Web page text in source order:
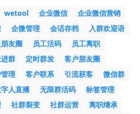
wetool 企业微信
企业微信营销
企微管理 会话存档
入群欢迎语
友圈 员工活码
员工离职
群 定时群发
客户朋友圈
理 客户联系 引流获客
微信群
人直播 无限群活码
标签管理
社群裂变 社群运营
离职继承